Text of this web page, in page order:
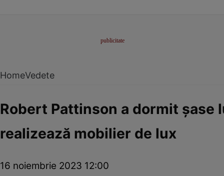
HomeVedete
Robert Pattinson a dormit
realizează mobilier de lux
16 noiembrie 2023 12:00